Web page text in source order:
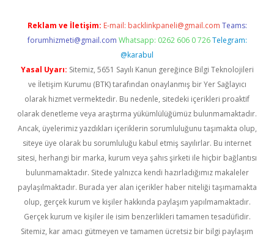
Reklam ve İletişim: E-mail: backlinkpaneli@gmail.com Teams:
forumhizmeti@gmail.com Whatsapp: 0262 606 0 726 Telegram:
@karabul
Yasal Uyarı: Sitemiz, 5651 Sayılı Kanun gereğince Bilgi Teknolojileri
ve İletişim Kurumu (BTK) tarafından onaylanmış bir Yer Sağlayıcı
olarak hizmet vermektedir. Bu nedenle, sitedeki içerikleri proaktif
olarak denetleme veya araştırma yükümlülüğümüz bulunmamaktadır.
Ancak, üyelerimiz yazdıkları içeriklerin sorumluluğunu taşımakta olup,
siteye üye olarak bu sorumluluğu kabul etmiş sayılırlar. Bu internet
sitesi, herhangi bir marka, kurum veya şahıs şirketi ile hiçbir bağlantısı
bulunmamaktadır. Sitede yalnızca kendi hazırladığımız makaleler
paylaşılmaktadır. Burada yer alan içerikler haber niteliği taşımamakta
olup, gerçek kurum ve kişiler hakkında paylaşım yapılmamaktadır.
Gerçek kurum ve kişiler ile isim benzerlikleri tamamen tesadüfidir.
Sitemiz, kar amacı gütmeyen ve tamamen ücretsiz bir bilgi paylaşım